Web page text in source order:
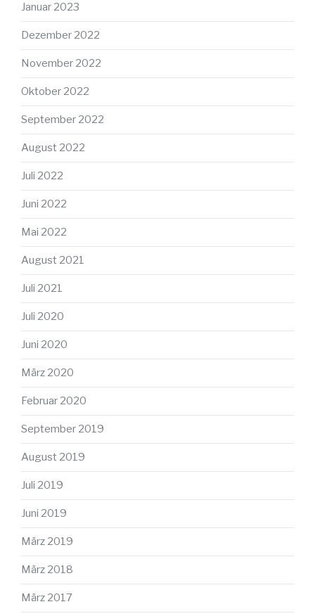
Januar 2023
Dezember 2022
November 2022
Oktober 2022
September 2022
August 2022
Juli 2022
Juni 2022
Mai 2022
August 2021
Juli 2021
Juli 2020
Juni 2020
März 2020
Februar 2020
September 2019
August 2019
Juli 2019
Juni 2019
März 2019
März 2018
März 2017